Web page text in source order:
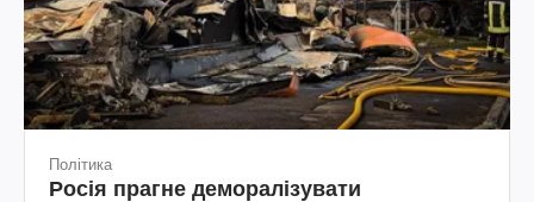
Політика
Росія прагне деморалізувати